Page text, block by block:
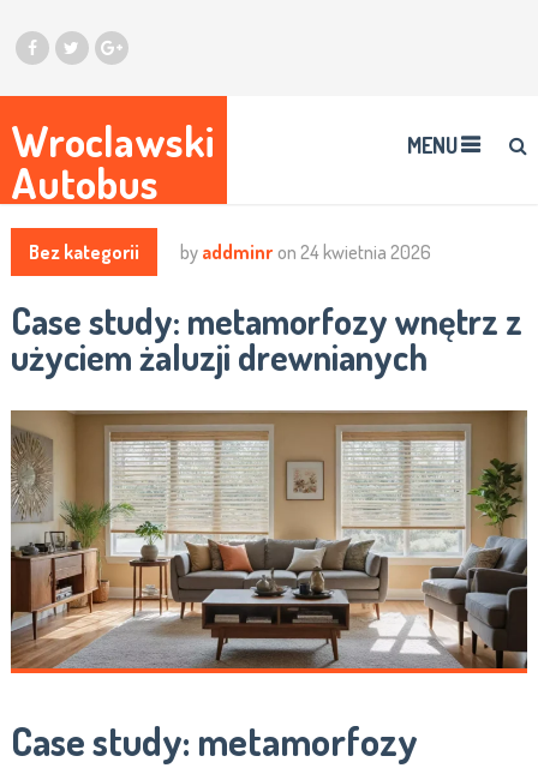
Wroclawski
Autobus
MENU
Bez kategorii by addminr on 24 kwietnia 2026
Case study: metamorfozy wnętrz z
użyciem żaluzji drewnianych
Case study: metamorfozy